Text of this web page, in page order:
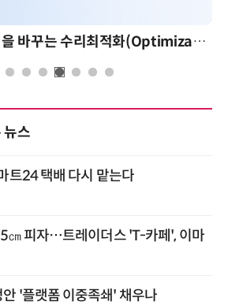
AI 시대의 의사결정을 바꾸는 수리최적화(Optimization): 실제 산업 적용 사례와 활용 전략
뉴스
트24 택배 다시 맡는다
㎝ 피자…트레이더스 'T-카페', 이마
'플랫폼 이중족쇄' 채우나